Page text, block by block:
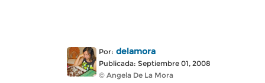
Por: delamora
Publicada: Septiembre 01, 2008
© Angela De La Mora